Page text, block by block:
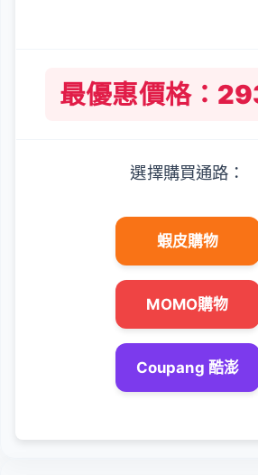
最優惠價格：
選擇購買通路：
蝦皮購物
MOMO購物
Coupang 酷澎